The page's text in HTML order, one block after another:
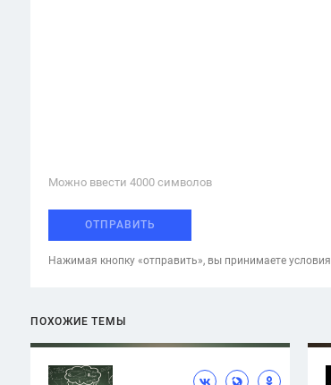
Можно ввести 4000 cимволов
ОТПРАВИТЬ
Нажимая кнопку «отправить», вы принимаете условия
ПОХОЖИЕ ТЕМЫ